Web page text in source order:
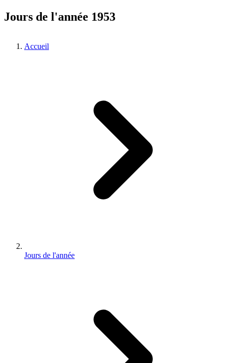
Jours de l'année 1953
Accueil
Jours de l'année